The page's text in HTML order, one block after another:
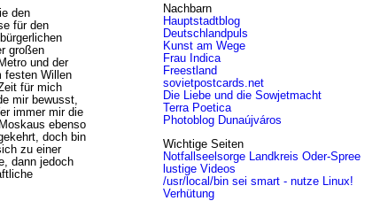
den
für den
großen
und der
festen Willen
für mich
mir bewusst,
immer mir die
ebenso
doch bin
zu einer
dann jedoch
Nachbarn
Hauptstadtblog
Deutschlandpuls
Kunst am Wege
Frau Indica
Freestland
sovietpostcards.net
Die Liebe und die Sowjetmacht
Terra Poetica
Photoblog Dunaújváros
Wichtige Seiten
Notfallseelsorge Landkreis Oder-Spree
lustige Videos
/usr/local/bin sei smart - nutze Linux!
Verhütung